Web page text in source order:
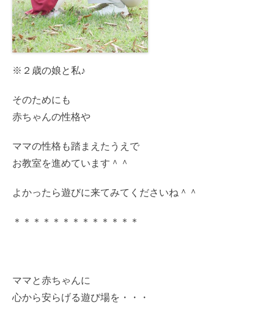
※２歳の娘と私♪
そのためにも
赤ちゃんの性格や
ママの性格も踏まえたうえで
お教室を進めています＾＾
よかったら遊びに来てみてくださいね＾＾
＊＊＊＊＊＊＊＊＊＊＊＊＊
ママと赤ちゃんに
心から安らげる遊び場を・・・